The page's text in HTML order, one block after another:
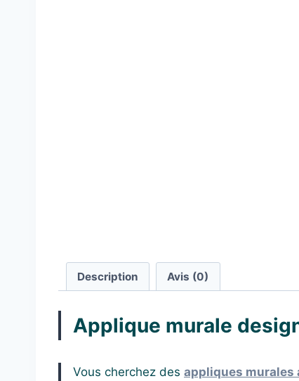
Description Avis (0)
Applique murale
Vous cherchez des appliques murales